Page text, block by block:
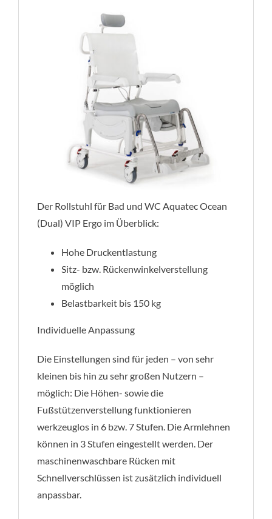
Der Rollstuhl für Bad und WC Aquatec Ocean
(Dual) VIP Ergo im Überblick:
Hohe Druckentlastung
Sitz- bzw. Rückenwinkelverstellung
möglich
Belastbarkeit bis 150 kg
Individuelle Anpassung
Die Einstellungen sind für jeden – von sehr
kleinen bis hin zu sehr großen Nutzern –
möglich: Die Höhen- sowie die
Fußstützenverstellung funktionieren
werkzeuglos in 6 bzw. 7 Stufen. Die Armlehnen
können in 3 Stufen eingestellt werden. Der
maschinenwaschbare Rücken mit
Schnellverschlüssen ist zusätzlich individuell
anpassbar.